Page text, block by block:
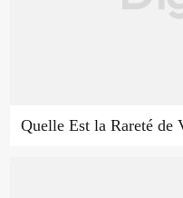
Quelle Est la Rareté de